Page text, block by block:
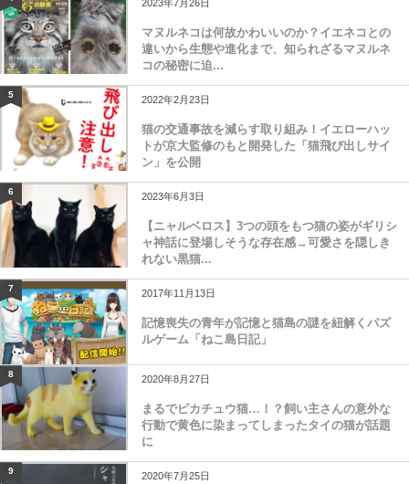
2023年7月26日
マヌルネコは何故かわいいのか？イエネコとの
違いから生態や進化まで、知られざるマヌルネ
コの秘密に迫...
5 2022年2月23日
猫の交通事故を減らす取り組み！イエローハッ
トが京大監修のもと開発した「猫飛び出しサイ
ン」を公開
6 2023年6月3日
【ニャルベロス】3つの頭をもつ猫の姿がギリシ
ャ神話に登場しそうな存在感→可愛さを隠しき
れない黒猫...
7 2017年11月13日
記憶喪失の青年が記憶と猫島の謎を紐解くパズ
ルゲーム「ねこ島日記」
8 2020年8月27日
まるでピカチュウ猫…！？飼い主さんの意外な
行動で黄色に染まってしまったタイの猫が話題
に
9 2020年7月25日